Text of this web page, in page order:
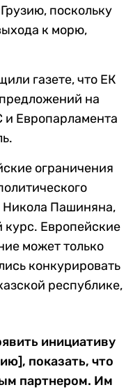
поскольку
к морю,
газете, что ЕК
на
и Европарламента
ограничения
Никола Пашиняна,
курс. Европейские
может только
конкурировать
республике,
инициативу
показать, что
партнером. Им